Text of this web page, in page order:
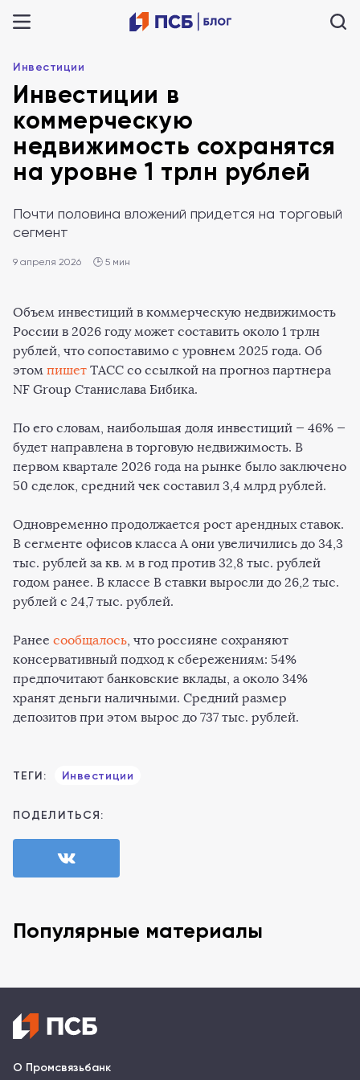
Инвестиции
Инвестиции в
коммерческую
недвижимость сохранятся
на уровне 1 трлн рублей
Почти половина вложений придется на торговый
сегмент
9 апреля 2026 🕒 5 мин
Объем инвестиций в коммерческую недвижимость
России в 2026 году может составить около 1 трлн
рублей, что сопоставимо с уровнем 2025 года. Об
этом пишет ТАСС со ссылкой на прогноз партнера
NF Group Станислава Бибика.
По его словам, наибольшая доля инвестиций — 46% —
будет направлена в торговую недвижимость. В
первом квартале 2026 года на рынке было заключено
50 сделок, средний чек составил 3,4 млрд рублей.
Одновременно продолжается рост арендных ставок.
В сегменте офисов класса А они увеличились до 34,3
тыс. рублей за кв. м в год против 32,8 тыс. рублей
годом ранее. В классе B ставки выросли до 26,2 тыс.
рублей с 24,7 тыс. рублей.
Ранее сообщалось, что россияне сохраняют
консервативный подход к сбережениям: 54%
предпочитают банковские вклады, а около 34%
хранят деньги наличными. Средний размер
депозитов при этом вырос до 737 тыс. рублей.
ТЕГИ: Инвестиции
ПОДЕЛИТЬСЯ:
Популярные материалы
О Промсвязьбанк